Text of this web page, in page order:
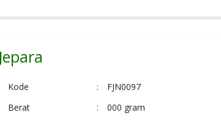
Kode :
FJN0097
Berat
:
000 gram